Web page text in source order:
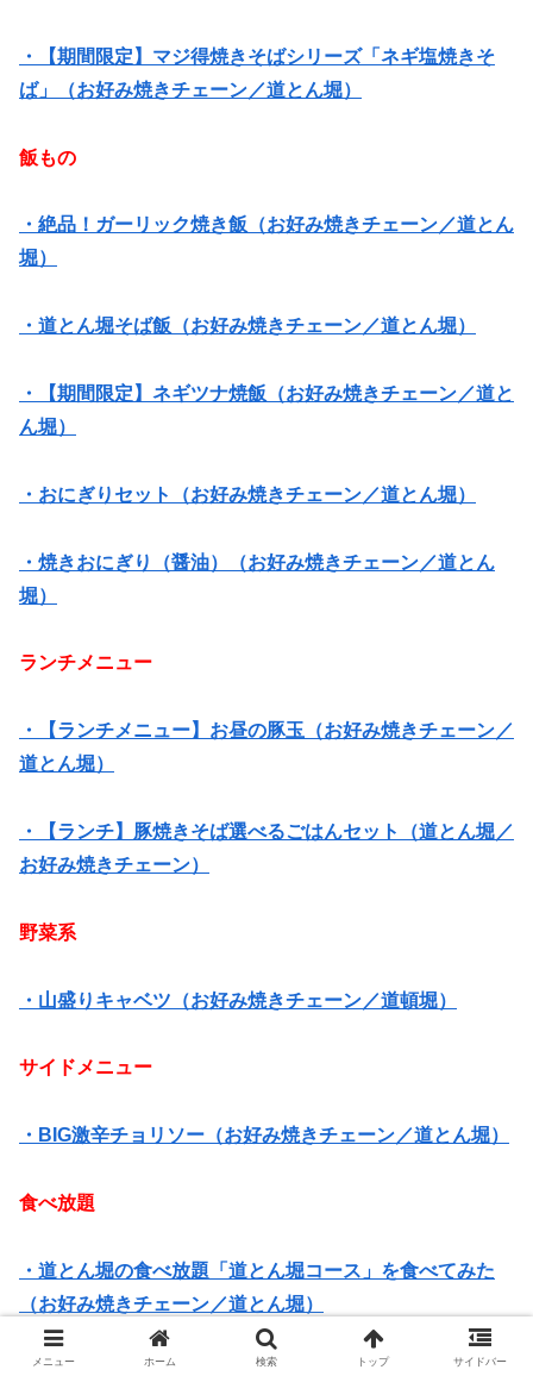
・【期間限定】マジ得焼きそばシリーズ「ネギ塩焼きそ
ば」（お好み焼きチェーン／道とん堀）
飯もの
・絶品！ガーリック焼き飯（お好み焼きチェーン／道とん
堀）
・道とん堀そば飯（お好み焼きチェーン／道とん堀）
・【期間限定】ネギツナ焼飯（お好み焼きチェーン／道と
ん堀）
・おにぎりセット（お好み焼きチェーン／道とん堀）
・焼きおにぎり（醤油）（お好み焼きチェーン／道とん
堀）
ランチメニュー
・【ランチメニュー】お昼の豚玉（お好み焼きチェーン／
道とん堀）
・【ランチ】豚焼きそば選べるごはんセット（道とん堀／
お好み焼きチェーン）
野菜系
・山盛りキャベツ（お好み焼きチェーン／道頓堀）
サイドメニュー
・BIG激辛チョリソー（お好み焼きチェーン／道とん堀）
食べ放題
・道とん堀の食べ放題「道とん堀コース」を食べてみた
（お好み焼きチェーン／道とん堀）
・道とん堀食べ放題「道とん堀コース」Part2（お好み焼
メニュー ホーム 検索 トップ サイドバー